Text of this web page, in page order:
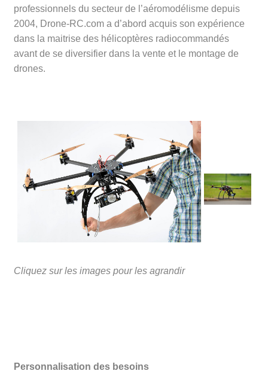
professionnels du secteur de l’aéromodélisme depuis
2004, Drone-RC.com a d’abord acquis son expérience
dans la maitrise des hélicoptères radiocommandés
avant de se diversifier dans la vente et le montage de
drones.
Cliquez sur les images pour les agrandir
Personnalisation des besoins